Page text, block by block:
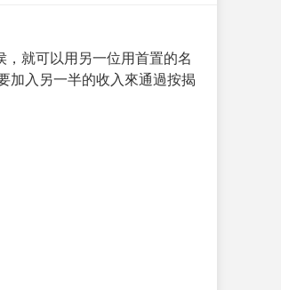
就可以用另一位用首置的名
加入另一半的收入來通過按揭